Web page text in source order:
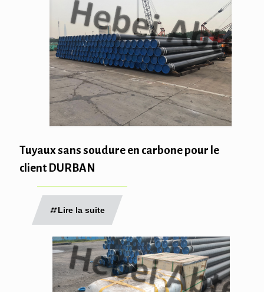
Tuyaux sans soudure en carbone pour le
client DURBAN
Lire la suite